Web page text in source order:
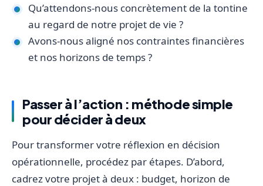
Qu’attendons-nous concrètement de la tontine
au regard de notre projet de vie ?
Avons-nous aligné nos contraintes financières
et nos horizons de temps ?
Passer à l’action : méthode simple
pour décider à deux
Pour transformer votre réflexion en décision
opérationnelle, procédez par étapes. D’abord,
cadrez votre projet à deux : budget, horizon de